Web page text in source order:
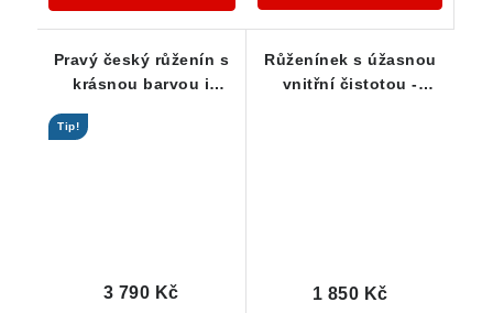
Pravý český růženín s
krásnou barvou i
Tip!
3 790 Kč
Růženínek s úžasnou
vnitřní čistotou -
1 850 Kč